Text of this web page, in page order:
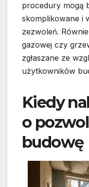
procedury mogą
skomplikowane i
zezwoleń.
gazowej czy
zgłaszane ze
użytkowników
Kiedy
o
budowę